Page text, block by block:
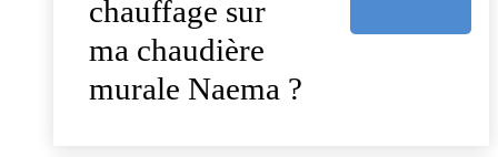
chauffage sur
ma chaudière
murale Naema ?